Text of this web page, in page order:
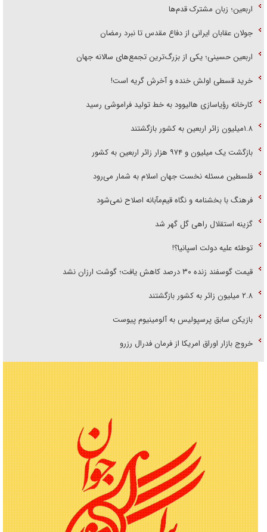
اربعین؛ زبان مشترک قدم‌ها
جولان عقابان ایرانی از دفاع مقدس تا نبرد رمضان
اربعین حسینی؛ یکی از بزرگ‌ترین تجمع‌های سالانه جهان
خرید قسطی اولش خنده و آخرش گریه است!
کارخانه رؤیاسازی هالیوود به خط تولید فراموشی رسید
۱.۸میلیون زائر اربعین به کشور بازگشتند
بازگشت یک میلیون و ۹۷۴ هزار زائر اربعین به کشور
فلسطین مسئله نخست جهان اسلام به شمار می‌رود
فرهنگ با بخشنامه و نگاه قیم‌مآبانه اصلاح نمی‌شود
گزینه استقلال راهی گل گهر شد
توطئه علیه دولت اسپانیا؟!
قیمت گوسفند زنده ۳۰ درصد کاهش یافت؛ گوشت ارزان نشد
۲.۸ میلیون زائر به کشور بازگشتند
بازیکن سابق پرسپولیس به آلومینیوم پیوست
خروج بازار اوراق امریکا از فرمان فدرال رزرو